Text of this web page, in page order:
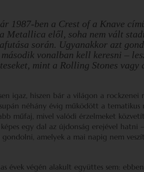
1987-ben a Crest of a Knave
Metallica elől, soha nem vált
során. Ugyanakkor azt
vonalban kell keresni –
mint a Rolling Stones vagy
igaz, hiszen bár a világon a rockzenei
néhány évig működött a tematikus
műfaj, mivel valódi érzelmeket
egy dal az újdonság erejével hatni
gondolni, amelyek a mai napig nem
évek végén alakult együttes sem: